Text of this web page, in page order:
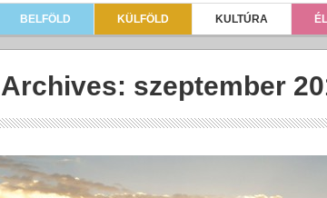
BELFÖLD KÜLFÖLD KULTÚRA
szeptember